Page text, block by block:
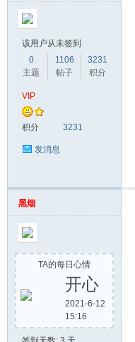
该用户从未签到
0
主题
1106
帖子
3231
积分
VIP
积分 3231
发消息
黑烟
TA的每日心情
开心
2021-6-12
15:16